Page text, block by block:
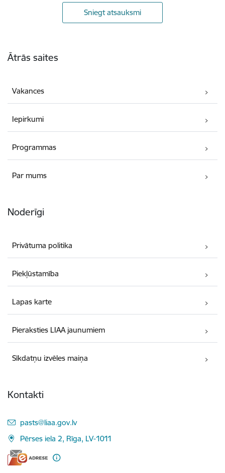
Sniegt atsauksmi
Ātrās saites
Vakances
Iepirkumi
Programmas
Par mums
Noderīgi
Privātuma politika
Piekļūstamība
Lapas karte
Pieraksties LIAA jaunumiem
Sīkdatņu izvēles maiņa
Kontakti
E-pasts:
pasts@liaa.gov.lv
Pērses iela 2, Rīga, LV-1011